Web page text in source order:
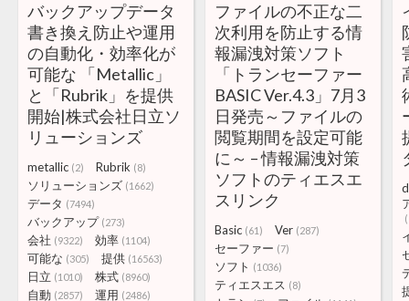
バックアップデータ
書き換え防止や運用
の自動化・効率化が
可能な 「Metallic」
と「Rubrik」を提供
開始|株式会社日立ソ
リューションズ
metallic (2) Rubrik (8)
ソリューションズ (1662)
データ (7494)
バックアップ (273)
会社 (9322) 効率 (1104)
可能な (305) 提供 (16563)
日立 (1010) 株式 (8960)
自動 (2857) 運用 (2486)
ファイルの不正な二
次利用を防止する情
報漏洩対策ソフト
「トランセーファー
BASIC Ver.4.3」7月3
日発売～ファイルの
閲覧期間を設定可能
に～ – 情報漏洩対策
ソフトのティエスエ
スリンク
Basic (61) Ver (287)
セーファー (7)
ソフト (1036)
ティエスエス (8)